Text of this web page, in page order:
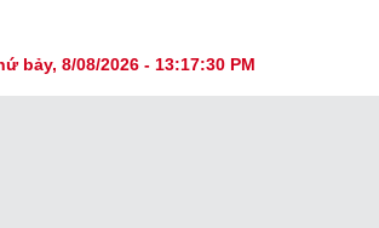
bảy, 8/08/2026 - 13:17:31 PM
Sốt" Trà Sữa Nhượng Quyền: Lợi Nhuận Thuộc